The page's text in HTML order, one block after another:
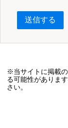
送信する
※当サイトに掲載
る可能性がありま
さい。